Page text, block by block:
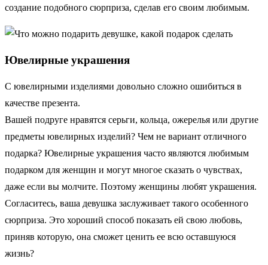
создание подобного сюрприза, сделав его своим любимым.
Ювелирные украшения
С ювелирными изделиями довольно сложно ошибиться в
качестве презента.
Вашей подруге нравятся серьги, кольца, ожерелья или другие
предметы ювелирных изделий? Чем не вариант отличного
подарка? Ювелирные украшения часто являются любимым
подарком для женщин и могут многое сказать о чувствах,
даже если вы молчите. Поэтому женщины любят украшения.
Согласитесь, ваша девушка заслуживает такого особенного
сюрприза. Это хороший способ показать ей свою любовь,
приняв которую, она сможет ценить ее всю оставшуюся
жизнь?